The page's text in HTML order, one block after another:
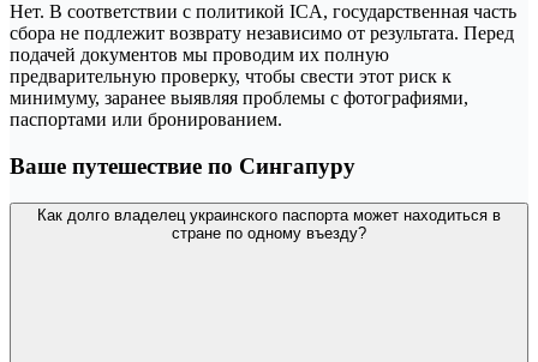
Нет. В соответствии с политикой ICA, государственная часть
сбора не подлежит возврату независимо от результата. Перед
подачей документов мы проводим их полную
предварительную проверку, чтобы свести этот риск к
минимуму, заранее выявляя проблемы с фотографиями,
паспортами или бронированием.
Ваше путешествие по Сингапуру
Как долго владелец украинского паспорта может находиться в
стране по одному въезду?